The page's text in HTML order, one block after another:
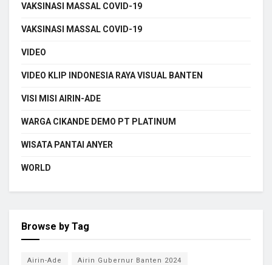
VAKSINASI MASSAL COVID-19
VAKSINASI MASSAL COVID-19
VIDEO
VIDEO KLIP INDONESIA RAYA VISUAL BANTEN
VISI MISI AIRIN-ADE
WARGA CIKANDE DEMO PT PLATINUM
WISATA PANTAI ANYER
WORLD
Browse by Tag
Airin-Ade Airin Gubernur Banten 2024